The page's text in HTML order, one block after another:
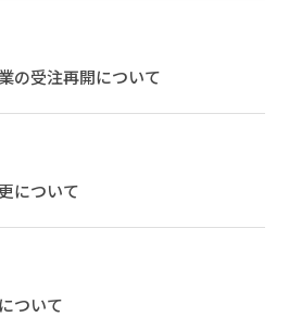
の受注再開について
について
ついて